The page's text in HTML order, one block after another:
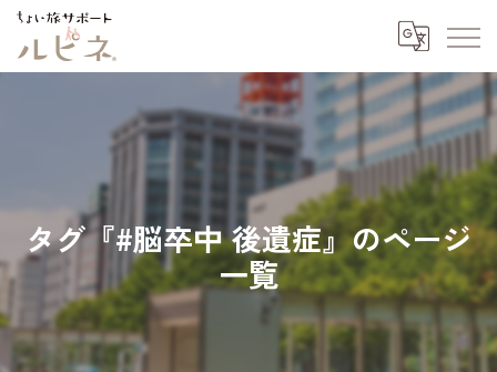
タグ『#脳卒中 後遺症』のページ
一覧